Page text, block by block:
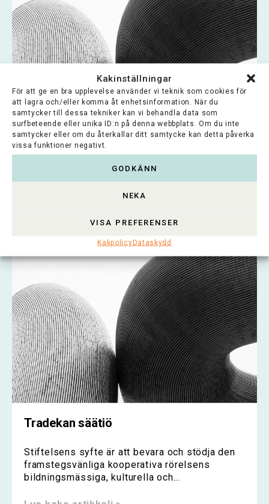
Kakinställningar
För att ge en bra upplevelse använder vi teknik som cookies för
att lagra och/eller komma åt enhetsinformation. När du
samtycker till dessa tekniker kan vi behandla data som
surfbeteende eller unika ID:n på denna webbplats. Om du inte
samtycker eller om du återkallar ditt samtycke kan detta påverka
vissa funktioner negativt.
GODKÄNN
NEKA
VISA PREFERENSER
KakpolicyDataskydd
Waldemar von Frenckells stiftelse
Stiftelsens ändamål är att genom stipendier,
belöningar och understöd åt enskilda finska
Lue koko artikkeli >
Tradekan säätiö
Stiftelsens syfte är att bevara och stödja den
framstegsvänliga kooperativa rörelsens
bildningsmässiga, kulturella och...